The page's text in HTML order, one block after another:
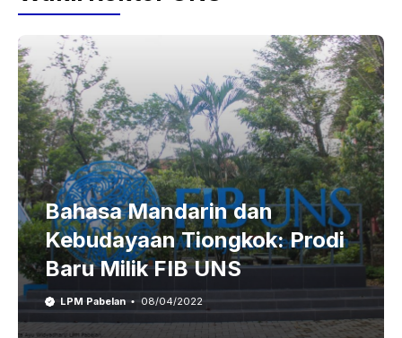
Bahasa Mandarin dan
Kebudayaan Tiongkok: Prodi
Baru Milik FIB UNS
LPM Pabelan 08/04/2022